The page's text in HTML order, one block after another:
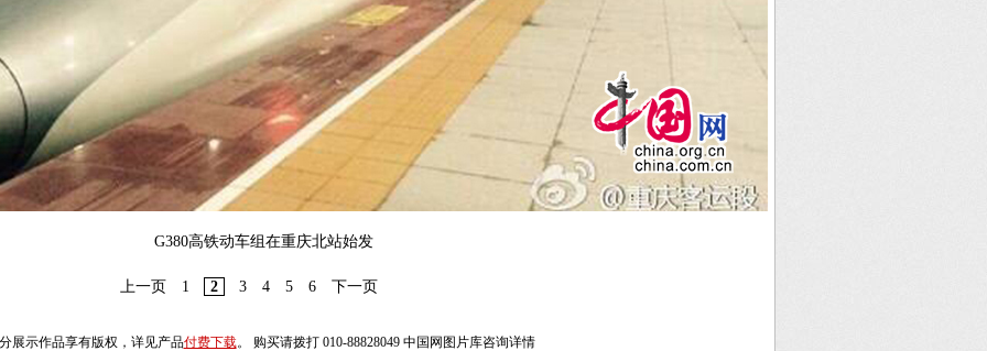
G380高铁动车组在重庆北站始发
上一页 1 2 3 4 5 6 下一页
展示作品享有版权，详见产品付费下载。 购买请拨打 010-88828049 中国网图片库咨询详情